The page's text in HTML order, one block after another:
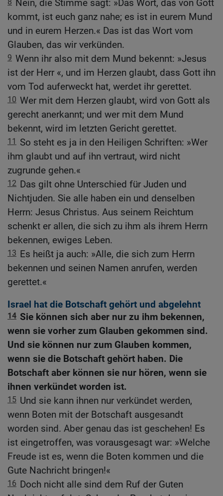
Nein, die Stimme sagt: »Das Wort, das von Gott
kommt, ist euch ganz nahe; es ist in eurem Mund
und in eurem Herzen.« Das ist das Wort vom
Glauben, das wir verkünden.
9 Wenn ihr also mit dem Mund bekennt: »Jesus
ist der Herr «, und im Herzen glaubt, dass Gott ihn
vom Tod auferweckt hat, werdet ihr gerettet.
10 Wer mit dem Herzen glaubt, wird von Gott als
gerecht anerkannt; und wer mit dem Mund
bekennt, wird im letzten Gericht gerettet.
11
So steht es ja in den Heiligen Schriften: »Wer
ihm glaubt und auf ihn vertraut, wird nicht
zugrunde gehen.«
12 Das gilt ohne Unterschied für Juden und
Nichtjuden. Sie alle haben ein und denselben
Herrn: Jesus Christus. Aus seinem Reichtum
schenkt er allen, die sich zu ihm als ihrem Herrn
bekennen, ewiges Leben.
13 Es heißt ja auch: »Alle, die sich zum Herrn
bekennen und seinen Namen anrufen, werden
gerettet.«
Israel hat die Botschaft gehört und abgelehnt
14 Sie können sich aber nur zu ihm bekennen,
wenn sie vorher zum Glauben gekommen sind.
Und sie können nur zum Glauben kommen,
wenn sie die Botschaft gehört haben. Die
Botschaft aber können sie nur hören, wenn sie
ihnen verkündet worden ist.
15 Und sie kann ihnen nur verkündet werden,
wenn Boten mit der Botschaft ausgesandt
worden sind. Aber genau das ist geschehen! Es
ist eingetroffen, was vorausgesagt war: »Welche
Freude ist es, wenn die Boten kommen und die
Gute Nachricht bringen!«
16 Doch nicht alle sind dem Ruf der Guten